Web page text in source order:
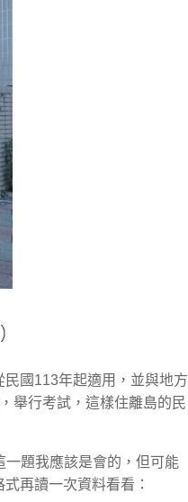
國113年起適用，並與地方
舉行考試，這樣住離島的民
題我應該是會的，但可能
再讀一次資料看看：